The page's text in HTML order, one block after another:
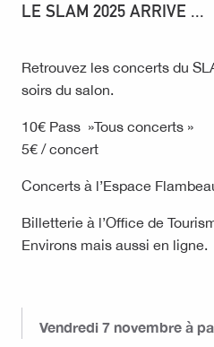
LE SLAM 2025 ARRIVE ...
Retrouvez les concerts du
soirs du salon.
10€ Pass »Tous concerts »
5€ / concert
Concerts à l’Espace
Billetterie à l’Office de
Environs mais aussi en ligne.
Vendredi 7 novembre à